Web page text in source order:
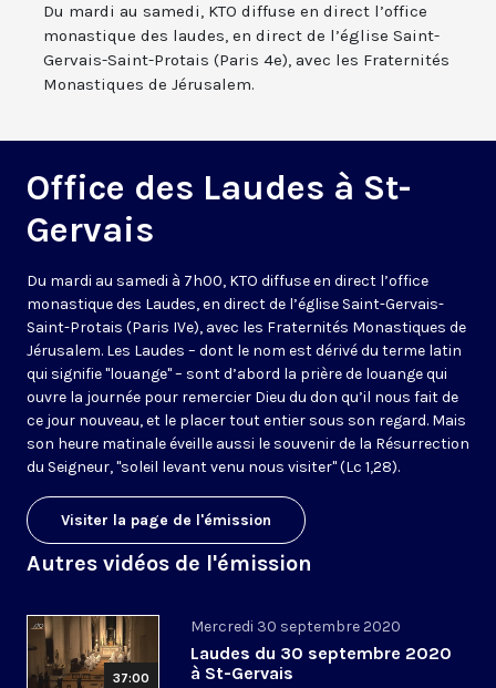
Du mardi au samedi, KTO diffuse en direct l’office
monastique des laudes, en direct de l’église Saint-
Gervais-Saint-Protais (Paris 4e), avec les Fraternités
Monastiques de Jérusalem.
Office des Laudes à St-
Gervais
Du mardi au samedi à 7h00, KTO diffuse en direct l’office
monastique des Laudes, en direct de l’église Saint-Gervais-
Saint-Protais (Paris IVe), avec les Fraternités Monastiques de
Jérusalem. Les Laudes – dont le nom est dérivé du terme latin
qui signifie "louange" – sont d’abord la prière de louange qui
ouvre la journée pour remercier Dieu du don qu’il nous fait de
ce jour nouveau, et le placer tout entier sous son regard. Mais
son heure matinale éveille aussi le souvenir de la Résurrection
du Seigneur, "soleil levant venu nous visiter" (Lc 1,28).
Visiter la page de l'émission
Autres vidéos de l'émission
37:00
Mercredi 30 septembre 2020
Laudes du 30 septembre 2020
à St-Gervais